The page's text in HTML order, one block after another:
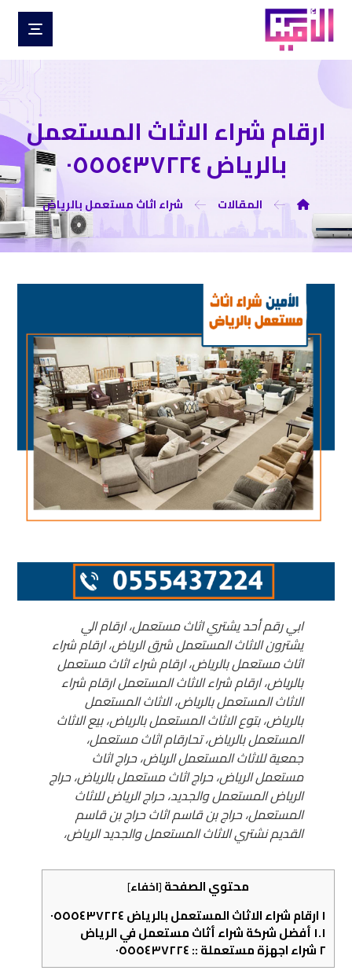
ارقام شراء الاثاث المستعمل
بالرياض ٠٥٥٥٤٣٧٢٢٤
المقالات شراء اثاث مستعمل بالرياض
ابي رقم أحد یشتري اثاث مستعمل، ارقام الي
يشترون الاثاث المستعمل شرق الرياض، ارقام شراء
اثاث مستعمل بالرياض، ارقام شراء اثاث مستعمل
بالریاض، ارقام شراء الاثاث المستعمل ارقام شراء
الاثاث المستعمل بالریاض، الاثاث المستعمل
بالرياض، بتوع الاثاث المستعمل بالرياض، بيع الاثاث
المستعمل بالرياض، تحارقام اثاث مستعمل،
جمعیة للاثاث المستعمل الریاض، حراج اثاث
مستعمل الرياض، حراج اثاث مستعمل بالرياض، حراج
الرياض المستعمل والجديد، حراج الرياض للاثاث
المستعمل، حراج بن قاسم اثاث حراج بن قاسم
القديم نشتري الاثاث المستعمل والجديد الرياض،
محتوي الصفحة[اخفاء]
١ ارقام شراء الاثاث المستعمل بالرياض ٠٥٥٥٤٣٧٢٢٤
١.١ أفضل شركة شراء أثاث مستعمل في الرياض
٢ شراء اجهزة مستعملة :: ٠٥٥٥٤٣٧٢٢٤